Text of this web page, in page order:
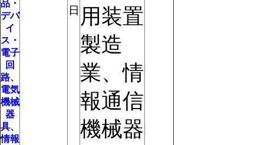
品・
デバ
イ
ス・
電子
回
路、
電気
機械
器
具、
情報
日 用装置
製造
業、情
報通信
機械器